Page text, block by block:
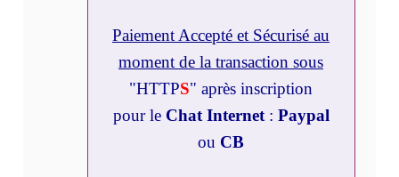
Paiement Accepté et Sécurisé au
moment de la transaction sous
"HTTPS" après inscription
pour le Chat Internet: Paypal
ou CB